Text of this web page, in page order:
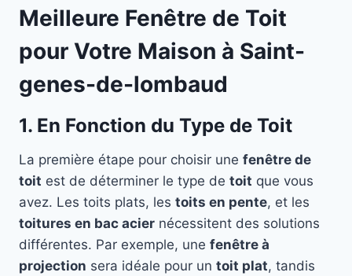
Meilleure Fenêtre de Toit
pour Votre Maison à Saint-
genes-de-lombaud
1. En Fonction du Type de Toit
La première étape pour choisir une fenêtre de
toit est de déterminer le type de toit que vous
avez. Les toits plats, les toits en pente, et les
toitures en bac acier nécessitent des solutions
différentes. Par exemple, une fenêtre à
projection sera idéale pour un toit plat, tandis